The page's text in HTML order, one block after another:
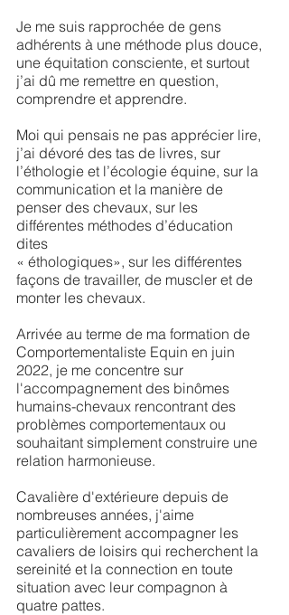
Je me suis rapprochée de gens
adhérents à une méthode plus douce,
une équitation consciente, et surtout
j’ai dû me remettre en question,
comprendre et apprendre.
Moi qui pensais ne pas apprécier lire,
j’ai dévoré des tas de livres, sur
l’éthologie et l’écologie équine, sur la
communication et la manière de
penser des chevaux, sur les
différentes méthodes d’éducation
dites
« éthologiques», sur les différentes
façons de travailler, de muscler et de
monter les chevaux.
Arrivée au terme de ma formation de
Comportementaliste Equin en juin
2022, je me concentre sur
l'accompagnement des binômes
humains-chevaux rencontrant des
problèmes comportementaux ou
souhaitant simplement construire une
relation harmonieuse.
​Cavalière d'extérieure depuis de
nombreuses années, j'aime
particulièrement accompagner les
cavaliers de loisirs qui recherchent la
sereinité et la connection en toute
situation avec leur compagnon à
quatre pattes.